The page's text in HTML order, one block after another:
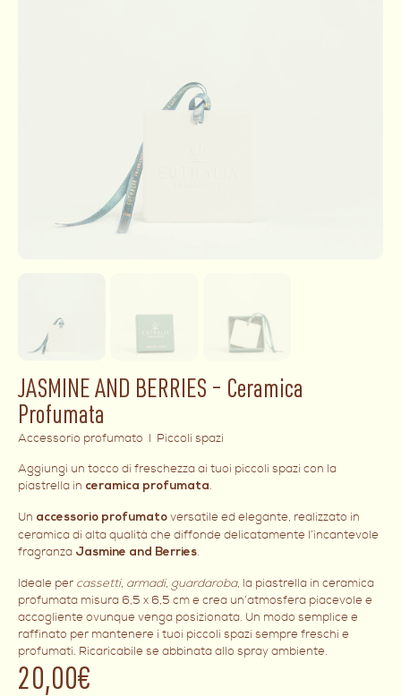
JASMINE AND BERRIES – Ceramica
Profumata
Accessorio profumato I Piccoli spazi
Aggiungi un tocco di freschezza ai tuoi piccoli spazi con la
piastrella in ceramica profumata.
Un accessorio profumato versatile ed elegante, realizzato in
ceramica di alta qualità che diffonde delicatamente l’incantevole
fragranza Jasmine and Berries.
Ideale per cassetti, armadi, guardaroba, la piastrella in ceramica
profumata misura 6,5 x 6,5 cm e crea un’atmosfera piacevole e
accogliente ovunque venga posizionata. Un modo semplice e
raffinato per mantenere i tuoi piccoli spazi sempre freschi e
profumati. Ricaricabile se abbinata allo spray ambiente.
20,00€